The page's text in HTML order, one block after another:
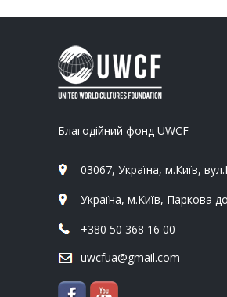
Благодійний фонд UWCF
03067, Україна, м.Київ,
Україна, м.Київ, Паркова
+380 50 368 16 00
uwcfua@gmail.com